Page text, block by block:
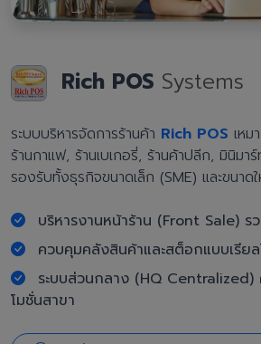
Rich POS Systems
ระบบบริหารจัดการร้านค้า Rich POS เหม
ร้านกาแฟ, ร้านเบเกอรี่, ร้านค้าปลีก, มินิมาร์
รองรับทั้งธุรกิจขนาดเล็ก (SME) และขนา
บริหารงานหน้าร้าน (Front Sale) ร
ควบคุมคลังสินค้าและสต็อกแบบเรีย
ระบบส่วนกลาง (HQ Centralized)
โมชั่นสาขา